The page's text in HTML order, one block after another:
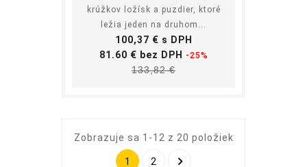
krúžkov ložísk a puzdier, ktoré
ležia jeden na druhom...
Cena
100,37 € s DPH
81.60 € bez DPH Základná
-25%
133,82 €Cena
Zobrazuje sa 1-12 z 20 položiek
1 2 